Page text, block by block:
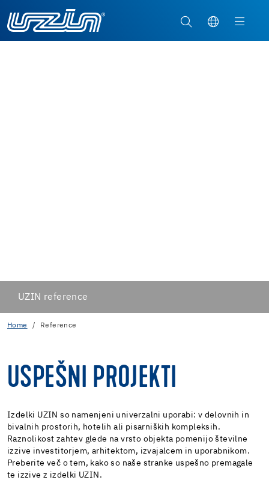
UZIN reference
Home Reference
USPEŠNI PROJEKTI
Izdelki UZIN so namenjeni univerzalni uporabi: v delovnih in
bivalnih prostorih, hotelih ali pisarniških kompleksih.
Raznolikost zahtev glede na vrsto objekta pomenijo številne
izzive investitorjem, arhitektom, izvajalcem in uporabnikom.
Preberite več o tem, kako so naše stranke uspešno premagale
te izzive z izdelki UZIN.